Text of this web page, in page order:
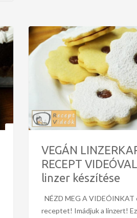
VEGÁN
RECEPT
linzer készítése
NÉZD MEG A VIDEÓINKAT
receptet! Imádjuk a linzert!